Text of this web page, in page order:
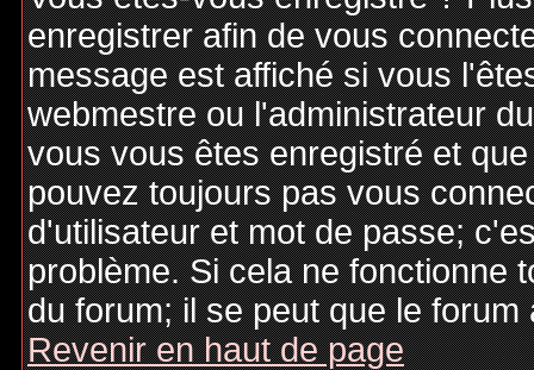
enregistrer afin de vous
message est affiché si vous
webmestre ou l'administrateur
vous vous êtes enregistré et
pouvez toujours pas vous
d'utilisateur et mot de passe;
problème. Si cela ne fonctionne
du forum; il se peut que le
Revenir en haut de page